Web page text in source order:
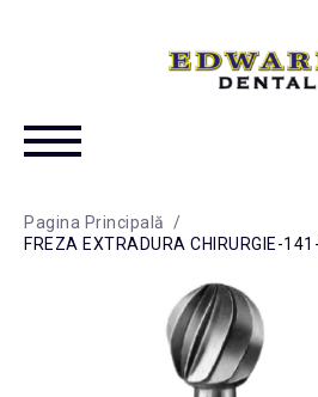
Pagina Principală
/
FREZA EXTRADURA CHIRURGIE-